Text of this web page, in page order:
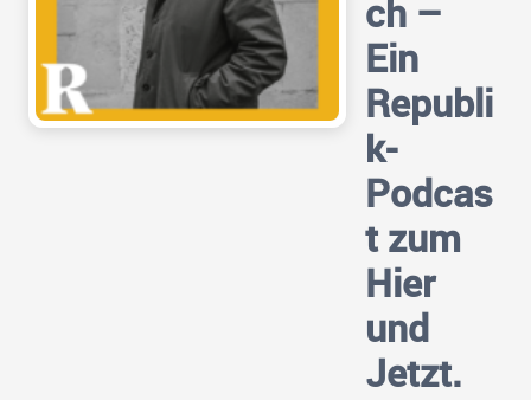
ch –
Ein
Republi
k-
Podcas
t zum
Hier
und
Jetzt.